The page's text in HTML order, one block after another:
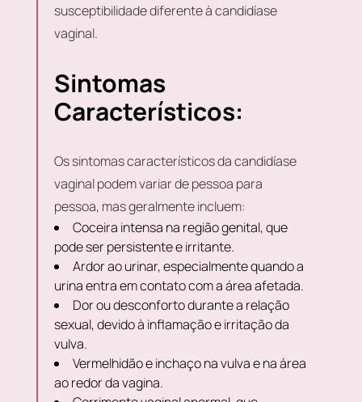
susceptibilidade diferente à candidíase
vaginal.
Sintomas
Característicos:
Os sintomas característicos da candidíase
vaginal podem variar de pessoa para
pessoa, mas geralmente incluem:
Coceira intensa na região genital, que
pode ser persistente e irritante.
Ardor ao urinar, especialmente quando a
urina entra em contato com a área afetada.
Dor ou desconforto durante a relação
sexual, devido à inflamação e irritação da
vulva.
Vermelhidão e inchaço na vulva e na área
ao redor da vagina.